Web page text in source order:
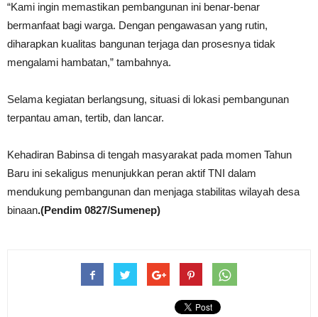
“Kami ingin memastikan pembangunan ini benar-benar
bermanfaat bagi warga. Dengan pengawasan yang rutin,
diharapkan kualitas bangunan terjaga dan prosesnya tidak
mengalami hambatan,” tambahnya.
Selama kegiatan berlangsung, situasi di lokasi pembangunan
terpantau aman, tertib, dan lancar.
Kehadiran Babinsa di tengah masyarakat pada momen Tahun
Baru ini sekaligus menunjukkan peran aktif TNI dalam
mendukung pembangunan dan menjaga stabilitas wilayah desa
binaan.(Pendim 0827/Sumenep)